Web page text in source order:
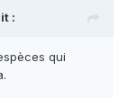
:
qui
.